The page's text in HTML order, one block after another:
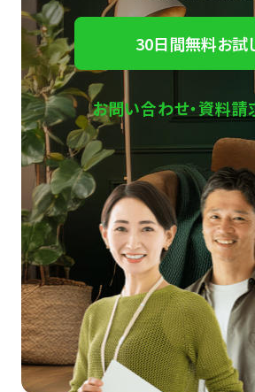
30日間無料お試
お問い合わせ・資料請